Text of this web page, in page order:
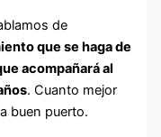
de
que se haga de
acompañará al
. Cuanto mejor
buen puerto.